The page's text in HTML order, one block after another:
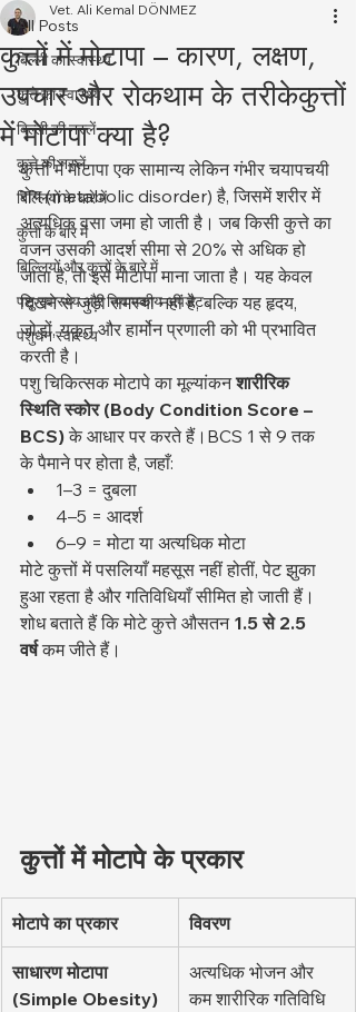
All Posts
बिल्ली का स्वास्थ्य
कुत्ते का स्वास्थ्य
बिल्ली की नस्लें
कुत्ते की नस्लें
बिल्लियों के बारे में
कुत्तों के बारे में
बिल्लियों और कुत्तों के बारे में
पशु स्वास्थ्य और नियामकीय अपडेट
पशुधन स्वास्थ्य
कुत्तों में मोटापा – कारण, लक्षण,
उपचार और रोकथाम के तरीकेकुत्तों
में मोटापा क्या है?
Vet. Ali Kemal DÖNMEZ
कुत्तों में मोटापा एक सामान्य लेकिन गंभीर चयापचयी
रोग (metabolic disorder) है, जिसमें शरीर में
अत्यधिक वसा जमा हो जाती है। जब किसी कुत्ते का
वजन उसकी आदर्श सीमा से 20% से अधिक हो
जाता है, तो इसे मोटापा माना जाता है। यह केवल
दिखने से जुड़ी समस्या नहीं है, बल्कि यह हृदय,
जोड़ों, यकृत और हार्मोन प्रणाली को भी प्रभावित
करती है।
पशु चिकित्सक मोटापे का मूल्यांकन शारीरिक
स्थिति स्कोर (Body Condition Score –
BCS) के आधार पर करते हैं।BCS 1 से 9 तक
के पैमाने पर होता है, जहाँ:
1–3 = दुबला
4–5 = आदर्श
6–9 = मोटा या अत्यधिक मोटा
मोटे कुत्तों में पसलियाँ महसूस नहीं होतीं, पेट झुका
हुआ रहता है और गतिविधियाँ सीमित हो जाती हैं।
शोध बताते हैं कि मोटे कुत्ते औसतन 1.5 से 2.5
वर्ष कम जीते हैं।
कुत्तों में मोटापे के प्रकार
मोटापे का प्रकार विवरण
साधारण मोटापा
(Simple Obesity)
अत्यधिक भोजन और
कम शारीरिक गतिविधि